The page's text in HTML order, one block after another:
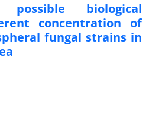
possible biological
concentration of
fungal strains in